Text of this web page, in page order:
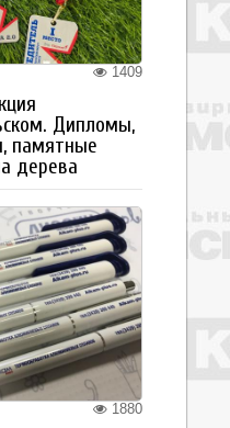
1409
Дипломы,
памятные
дерева
1880